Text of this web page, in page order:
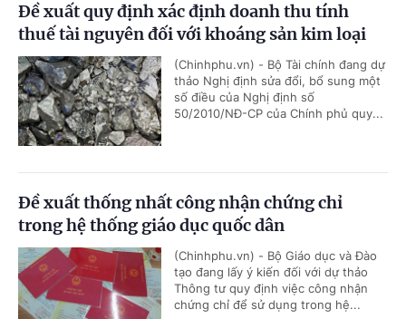
Đề xuất quy định xác định doanh thu tính
thuế tài nguyên đối với khoáng sản kim loại
(Chinhphu.vn) - Bộ Tài chính đang dự
thảo Nghị định sửa đổi, bổ sung một
số điều của Nghị định số
50/2010/NĐ-CP của Chính phủ quy...
Đề xuất thống nhất công nhận chứng chỉ
trong hệ thống giáo dục quốc dân
(Chinhphu.vn) - Bộ Giáo dục và Đào
tạo đang lấy ý kiến đối với dự thảo
Thông tư quy định việc công nhận
chứng chỉ để sử dụng trong hệ...